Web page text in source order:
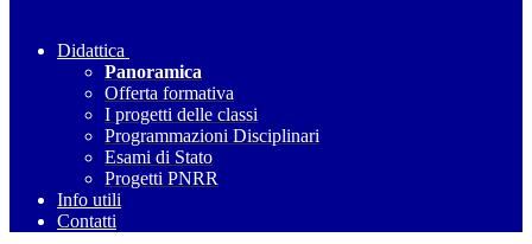
Didattica
Panoramica
Offerta formativa
I progetti delle classi
Programmazioni Disciplinari
Esami di Stato
Progetti PNRR
Info utili
Contatti